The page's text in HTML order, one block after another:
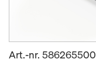
Art.-nr. 586265500